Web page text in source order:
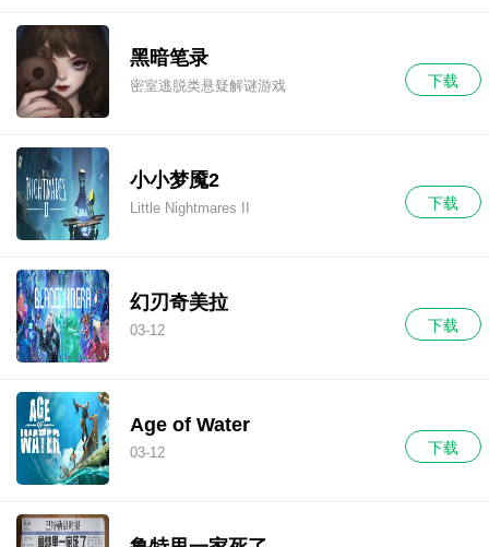
黑暗笔录
密室逃脱类悬疑解谜游戏 下载
小小梦魇2
Little Nightmares II 下载
幻刃奇美拉
03-12 下载
Age of Water
03-12 下载